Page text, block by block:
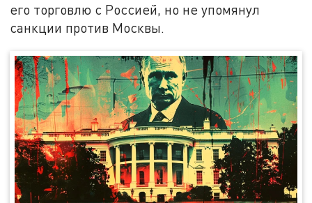
его торговлю с Россией, но не упомянул
санкции против Москвы.